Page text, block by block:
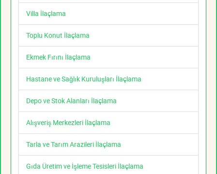
Villa İlaçlama
Toplu Konut İlaçlama
Ekmek Fırını İlaçlama
Hastane ve Sağlık Kuruluşları İlaçlama
Depo ve Stok Alanları İlaçlama
Alışveriş Merkezleri İlaçlama
Tarla ve Tarım Arazileri İlaçlama
Gıda Üretim ve İşleme Tesisleri İlaçlama